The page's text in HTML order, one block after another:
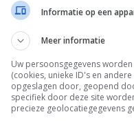
Informatie op een
Meer informatie
Uw persoonsgegevens
(cookies, unieke ID's en
opgeslagen door, geopend
specifiek door deze site
precieze geolocatiegegevens